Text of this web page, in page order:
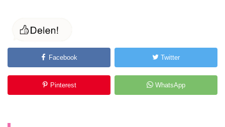
Facebook Twitter
Pinterest WhatsApp